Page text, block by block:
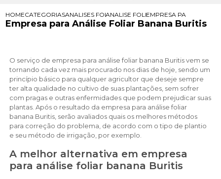
HOMECATEGORIASANALISES FOLIARANALISE FOLIAR CAFE
EMPRESA PARA
Empresa para Análise Foliar Banana Buritis
O serviço de empresa para análise foliar banana Buritis vem se
tornando cada vez mais procurado nos dias de hoje, sendo um
princípio básico para qualquer agricultor que deseje sempre
ter alta qualidade no cultivo de suas plantações, sem sofrer
com pragas e outras enfermidades que podem prejudicar suas
plantas. Após o resultado da empresa para análise foliar
banana Buritis, serão avaliados quais os melhores métodos
para correção do problema, de acordo com o tipo de plantio
e seu método de irrigação, por exemplo.
A melhor alternativa em empresa
para análise foliar banana Buritis